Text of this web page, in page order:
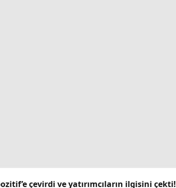
çevirdi ve yatırımcıların ilgisini çekti!